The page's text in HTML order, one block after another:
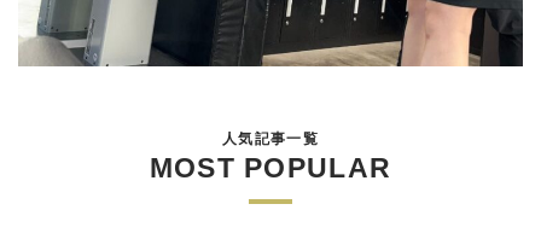
人気記事一覧
MOST POPULAR